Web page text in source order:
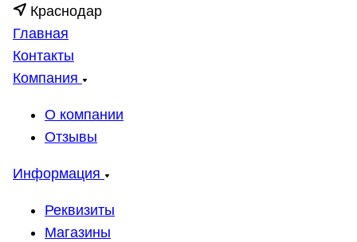
Краснодар
Главная
Контакты
Компания
О компании
Отзывы
Информация
Реквизиты
Магазины